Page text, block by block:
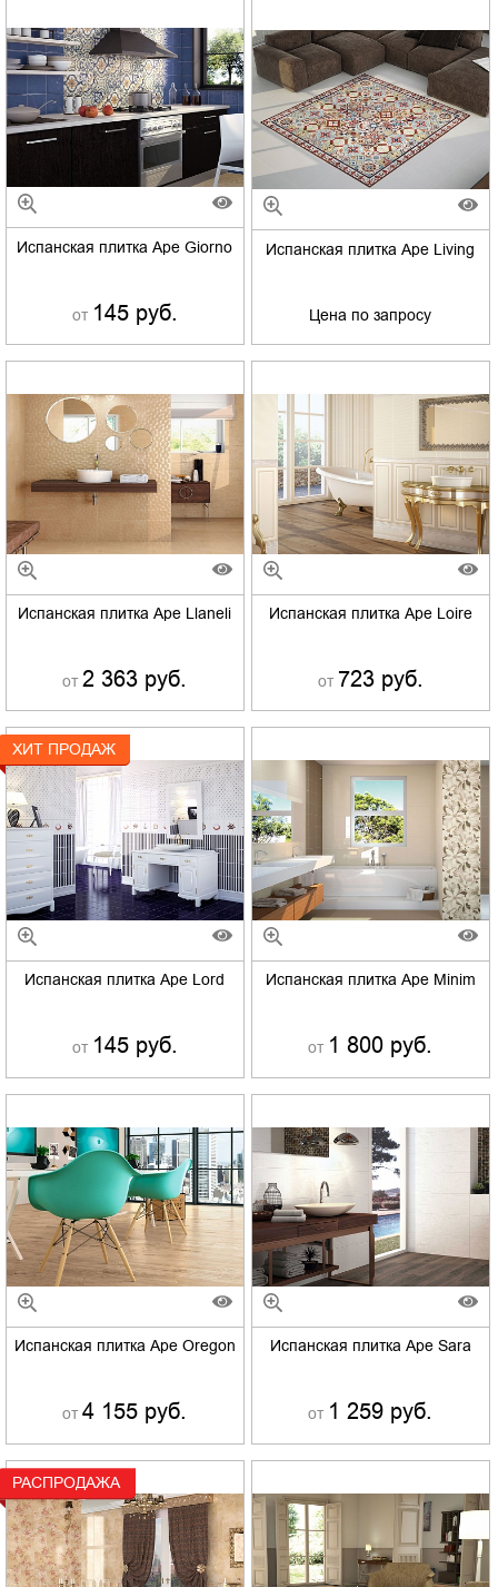
Испанская плитка Ape Giorno
от 145 руб.
Испанская плитка Ape Living
Цена по запросу
Испанская плитка Ape Llaneli
от 2 363 руб.
Испанская плитка Ape Loire
от 723 руб.
Испанская плитка Ape Lord
от 145 руб.
ХИТ ПРОДАЖ
Испанская плитка Ape Minim
от 1 800 руб.
Испанская плитка Ape Oregon
от 4 155 руб.
Испанская плитка Ape Sara
от 1 259 руб.
РАСПРОДАЖА